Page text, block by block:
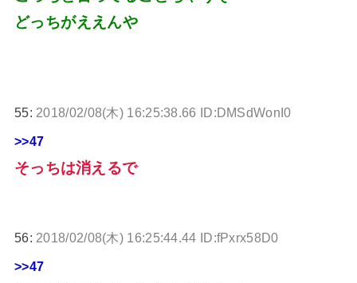
どっちがええんや
55: 2018/02/08(木) 16:25:38.66 ID:DMSdWonI0
>>47
そっちは消えるで
56: 2018/02/08(木) 16:25:44.44 ID:fPxrx58D0
>>47